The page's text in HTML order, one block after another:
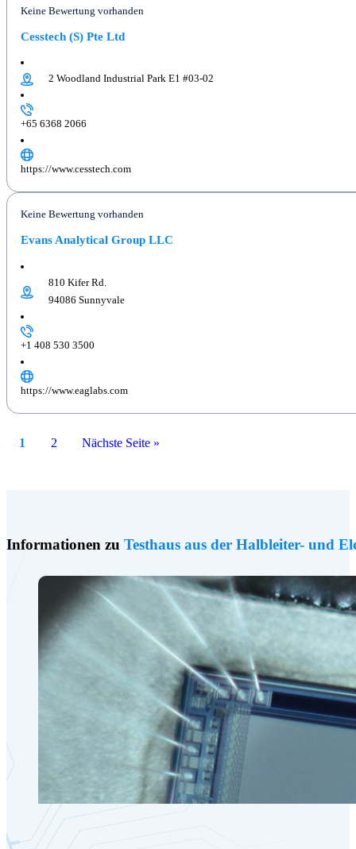
Cesstech (S) Pte Ltd
2 Woodland Industrial Park E1 #03-02
+65 6368 2066
https://www.cesstech.com
Keine Bewertung vorhanden
Evans Analytical Group LLC
810 Kifer Rd.
94086 Sunnyvale
+1 408 530 3500
https://www.eaglabs.com
Keine Bewertung vorhanden
1 2 Nächste Seite »
Informationen zu Testhaus aus der Halbleiter- und